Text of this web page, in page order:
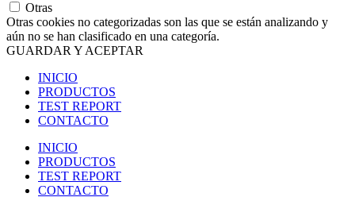
Otras
Otras cookies no categorizadas son las que se están analizando y
aún no se han clasificado en una categoría.
GUARDAR Y ACEPTAR
INICIO
PRODUCTOS
TEST REPORT
CONTACTO
INICIO
PRODUCTOS
TEST REPORT
CONTACTO